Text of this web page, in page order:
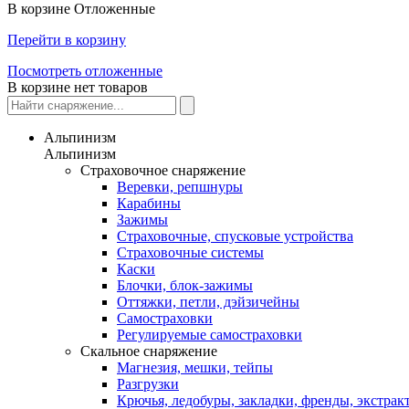
В корзине Отложенные
Перейти в корзину
Посмотреть отложенные
В корзине нет товаров
Альпинизм
Альпинизм
Страховочное снаряжение
Веревки, репшнуры
Карабины
Зажимы
Страховочные, спусковые устройства
Страховочные системы
Каски
Блочки, блок-зажимы
Оттяжки, петли, дэйзичейны
Самостраховки
Регулируемые самостраховки
Скальное снаряжение
Магнезия, мешки, тейпы
Разгрузки
Крючья, ледобуры, закладки, френды,